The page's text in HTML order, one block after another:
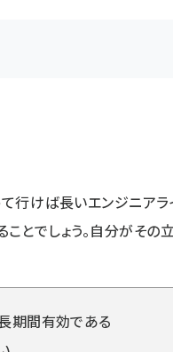
行けば長いエンジニアラ
とでしょう。自分がその
期間有効である